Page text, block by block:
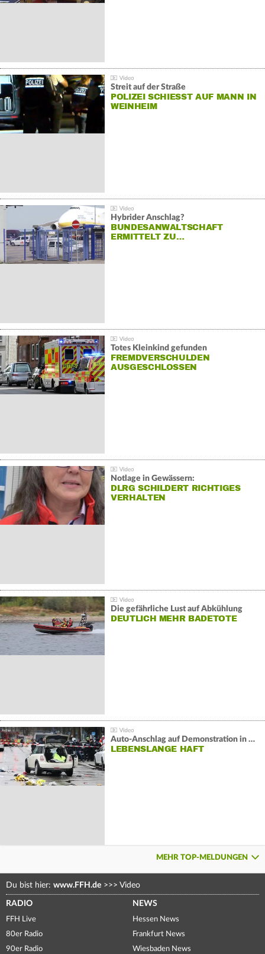
Streit auf der Straße
POLIZEI SCHIESST AUF MANN IN W
EINHEIM
Hybrider Anschlag?
BUNDESANWALTSCHAFT
ERMITTELT ZU…
Totes Kleinkind gefunden
FREMDVERSCHULDEN
AUSGESCHLOSSEN
Notlage in Gewässern:
DLRG SCHILDERT RICHTIGES
VERHALTEN
Die gefährliche Lust auf Abkühlung
DEUTLICH MEHR BADETOTE
Auto-Anschlag auf Demonstration in München:
LEBENSLANGE HAFT
MEHR TOP-MELDUNGEN
Du bist hier: www.FFH.de >>> Video
RADIO
FFH Live
80er Radio
90er Radio
NEWS
Hessen News
Frankfurt News
Wiesbaden News